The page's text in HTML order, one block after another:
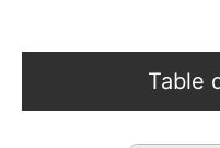
Table